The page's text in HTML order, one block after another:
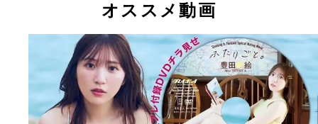
オススメ動画